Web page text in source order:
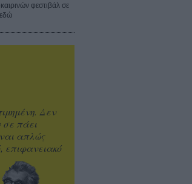
φεστιβάλ σε
Δεν
σε πάει
απλώς
επιφανειακό